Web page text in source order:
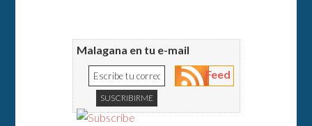
Malagana en tu e-mail
Feed